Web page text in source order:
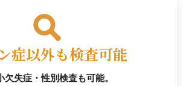
症以外も検査可能
失症・性別検査も可能。